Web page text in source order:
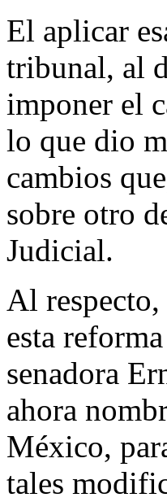
El aplicar
tribunal, al
imponer el
lo que dio
cambios
sobre otro
Judicial.
Al
esta
senadora
ahora
México,
tales